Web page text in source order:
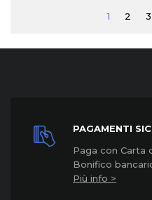
1 2 3
PAGAMENTI
Paga con Carta
Bonifico
Più info >